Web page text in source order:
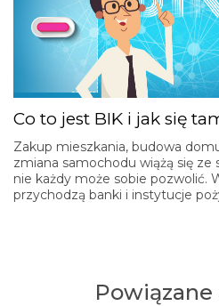
Co to jest BIK i jak się
Zakup mieszkania, budowa
zmiana samochodu wiążą się
nie każdy może sobie pozwolić.
przychodzą banki i instytucje
Powiązane